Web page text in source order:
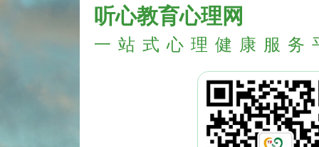
听心教育心理网
一站式心理健康服务